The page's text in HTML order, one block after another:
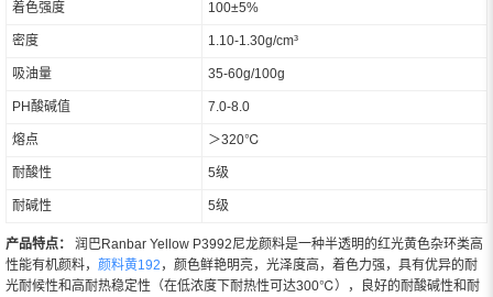
着色强度 100±5%
密度 1.10-1.30g/cm³
吸油量 35-60g/100g
PH酸碱值 7.0-8.0
熔点 ＞320℃
耐酸性 5级
耐碱性 5级
产品特点：
润巴Ranbar Yellow P3992尼龙颜料是一种半透明的红光黄色杂环类高
性能有机颜料， 颜料黄192 ，颜色鲜艳明亮，光泽度高，着色力强，具有优异的耐
光耐候性和高耐热稳定性（在低浓度下耐热性可达300℃），良好的耐酸碱性和耐